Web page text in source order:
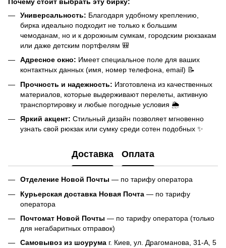
Универсальность: Благодаря удобному креплению,
бирка идеально подходит не только к большим
чемоданам, но и к дорожным сумкам, городским рюкзакам
или даже детским портфелям 🎒
Адресное окно: Имеет специальное поле для ваших
контактных данных (имя, номер телефона, email) 📝
Прочность и надежность: Изготовлена из качественных
материалов, которые выдерживают перелеты, активную
транспортировку и любые погодные условия 🌦️
Яркий акцент: Стильный дизайн позволяет мгновенно
узнать свой рюкзак или сумку среди сотен подобных ✨
Доставка Оплата
Отделение Новой Почты — по тарифу оператора
Курьерская доставка Новая Почта — по тарифу
оператора
Почтомат Новой Почты — по тарифу оператора (только
для негабаритных отправок)
Самовывоз из шоурума г. Киев, ул. Драгоманова, 31-А, 5